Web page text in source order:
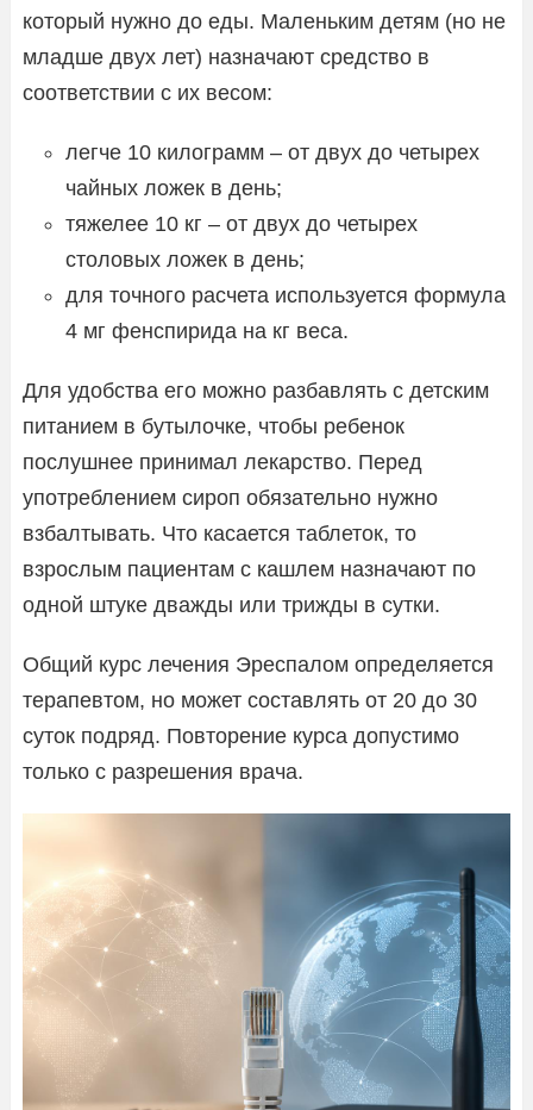
который нужно до еды. Маленьким детям (но не
младше двух лет) назначают средство в
соответствии с их весом:
легче 10 килограмм – от двух до четырех
чайных ложек в день;
тяжелее 10 кг – от двух до четырех
столовых ложек в день;
для точного расчета используется формула
4 мг фенспирида на кг веса.
Для удобства его можно разбавлять с детским
питанием в бутылочке, чтобы ребенок
послушнее принимал лекарство. Перед
употреблением сироп обязательно нужно
взбалтывать. Что касается таблеток, то
взрослым пациентам с кашлем назначают по
одной штуке дважды или трижды в сутки.
Общий курс лечения Эреспалом определяется
терапевтом, но может составлять от 20 до 30
суток подряд. Повторение курса допустимо
только с разрешения врача.